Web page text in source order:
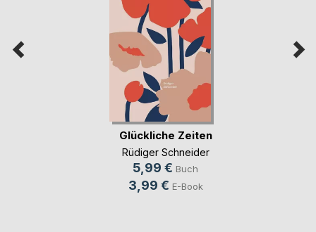
Glückliche Zeiten
Rüdiger Schneider
5,99 € Buch
3,99 € E-Book